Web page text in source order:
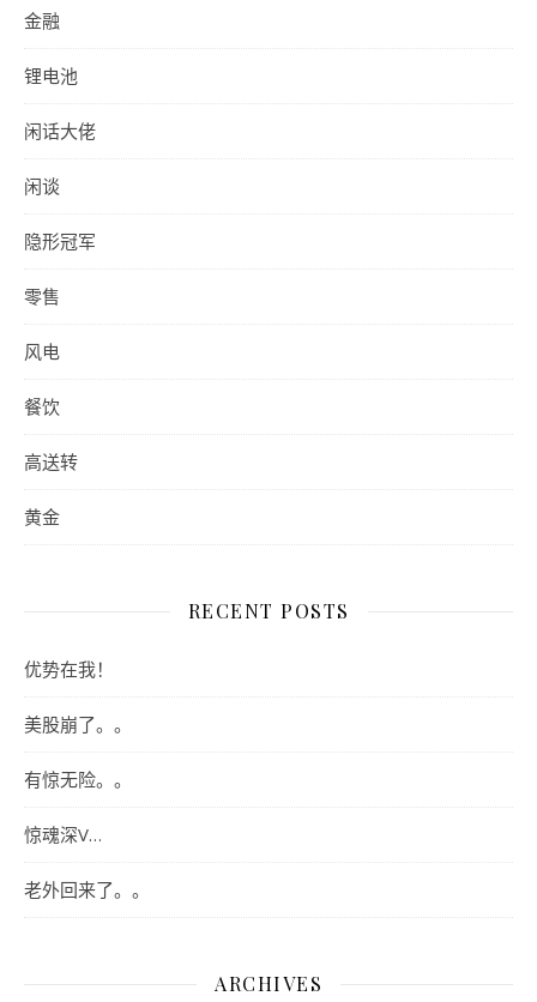
金融
锂电池
闲话大佬
闲谈
隐形冠军
零售
风电
餐饮
高送转
黄金
RECENT POSTS
优势在我！
美股崩了。。
有惊无险。。
惊魂深V…
老外回来了。。
ARCHIVES